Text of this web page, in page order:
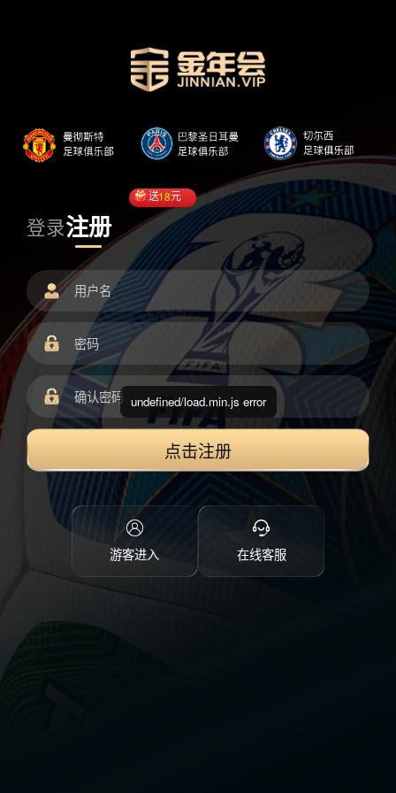
登录注册
送18元
点击注册
游客进入 在线客服
undefined/load.min.js error